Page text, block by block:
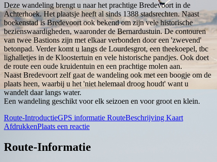
Deze wandeling brengt u naar het prachtige Bredevoort in de
Achterhoek. Het plaatsje heeft al sinds 1388 stadsrechten. Naast
boekenstad is Bredevoort ook bekend om zijn vele historische
bezienswaardigheden, waaronder de Bernardustuin. De contouren
van twee Bastions zijn met elkaar verbonden door een 'zwevend'
betonpad. Verder komt u langs de Lourdesgrot, een theekoepel, tbc
lighalletjes in de Kloostertuin en vele historische pandjes. Ook doet
de route een oude kruidentuin en een prachtige molen aan.
Naast Bredevoort zelf gaat de wandeling ook met een boogje om de
plaats heen, waarbij u het 'niet helemaal droog houdt' want u
wandelt daar langs water.
Een wandeling geschikt voor elk seizoen en voor groot en klein.
Route-IntroductieGPS informatie RouteBeschrijving Kaart
AfdrukkenPlaats een reactie
Route-Informatie